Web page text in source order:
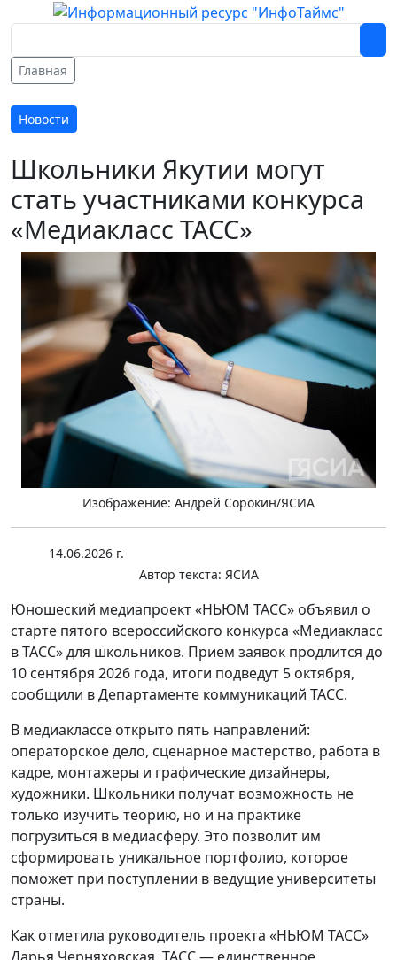
Главная
Новости
Школьники Якутии могут
стать участниками конкурса
«Медиакласс ТАСС»
Изображение: Андрей Сорокин/ЯСИА
14.06.2026 г.
Автор текста: ЯСИА
Юношеский медиапроект «НЬЮМ ТАСС» объявил о
старте пятого всероссийского конкурса «Медиакласс
в ТАСС» для школьников. Прием заявок продлится до
10 сентября 2026 года, итоги подведут 5 октября,
сообщили в Департаменте коммуникаций ТАСС.
В медиаклассе открыто пять направлений:
операторское дело, сценарное мастерство, работа в
кадре, монтажеры и графические дизайнеры,
художники. Школьники получат возможность не
только изучить теорию, но и на практике
погрузиться в медиасферу. Это позволит им
сформировать уникальное портфолио, которое
поможет при поступлении в ведущие университеты
страны.
Как отметила руководитель проекта «НЬЮМ ТАСС»